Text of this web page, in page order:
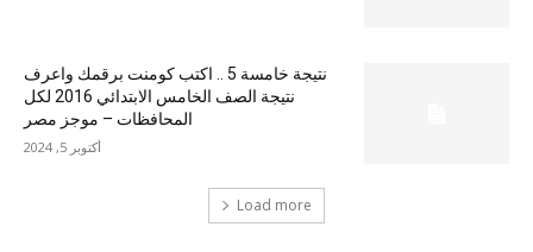
نتيجة خامسة 5 .. اكتب كومنت برقمك واعرف
نتيجة الصف الخامس الابتدائي 2016 لكل
المحافظات – موجز مصر
أكتوبر 5, 2024
Load more